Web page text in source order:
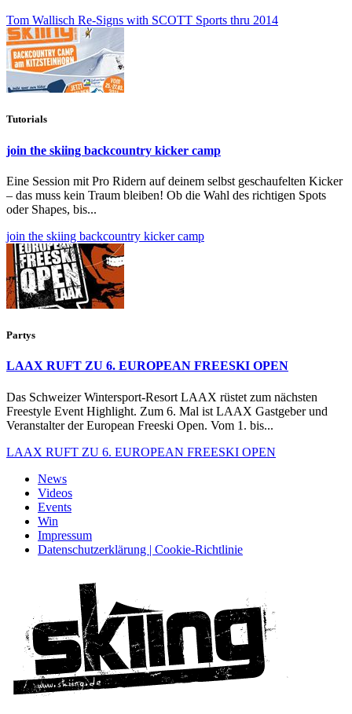
Tom Wallisch Re-Signs with SCOTT Sports thru 2014
Tutorials
join the skiing backcountry kicker camp
Eine Session mit Pro Ridern auf deinem selbst geschaufelten Kicker
– das muss kein Traum bleiben! Ob die Wahl des richtigen Spots
oder Shapes, bis...
join the skiing backcountry kicker camp
Partys
LAAX RUFT ZU 6. EUROPEAN FREESKI OPEN
Das Schweizer Wintersport-Resort LAAX rüstet zum nächsten
Freestyle Event Highlight. Zum 6. Mal ist LAAX Gastgeber und
Veranstalter der European Freeski Open. Vom 1. bis...
LAAX RUFT ZU 6. EUROPEAN FREESKI OPEN
News
Videos
Events
Win
Impressum
Datenschutzerklärung | Cookie-Richtlinie